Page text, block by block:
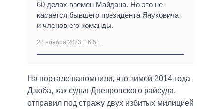
60 делах времен Майдана. Но это не
касается бывшего президента Януковича
и членов его команды.
20 ноября 2023, 16:51
На портале напомнили, что зимой 2014 года
Дзюба, как судья Днепровского райсуда,
отправил под стражу двух избитых милицией